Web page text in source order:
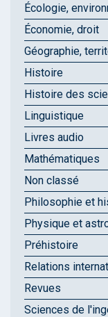
Écologie,
Économie, droit
Géographie,
Histoire
Histoire des
Linguistique
Livres audio
Mathématiques
Non classé
Philosophie et
Physique et
Préhistoire
Relations
Revues
Sciences de